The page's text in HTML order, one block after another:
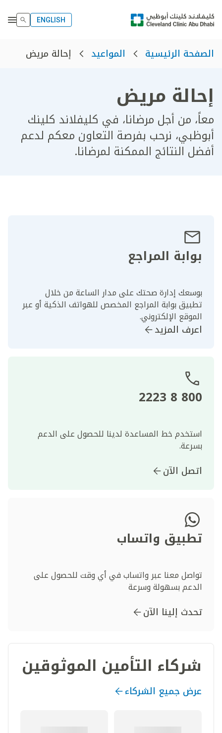
ENGLISH
الصفحة الرئيسية المواعيد إحالة مريض
إحالة مريض
معاً، من أجل مرضانا، في كليفلاند كلينك
أبوظبي، نرحب بفرصة التعاون معكم لدعم
أفضل النتائج الممكنة لمرضانا.
بوابة المراجع
بوسعك إدارة صحتك على مدار الساعة من خلال
تطبيق بوابة المراجع المخصص للهواتف الذكية أو عبر
الموقع الإلكتروني.
اعرف المزيد
800 8 2223
استخدم خط المساعدة لدينا للحصول على الدعم
بسرعة.
اتصل الآن
تطبيق واتساب
تواصل معنا عبر واتساب في أي وقت للحصول على
الدعم بسهولة وسرعة
تحدث إلينا الآن
شركاء التأمين الموثوقين
عرض جميع الشركاء